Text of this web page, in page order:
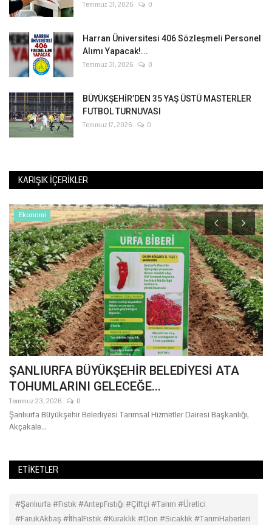
Temmuz 31, 2026 0
Harran Üniversitesi 406 Sözleşmeli Personel
Alımı Yapacak!...
Temmuz 31, 2026 0
BÜYÜKŞEHİR’DEN 35 YAŞ ÜSTÜ MASTERLER
FUTBOL TURNUVASI
Temmuz 17, 2026 0
KARIŞIK İÇERIKLER
Ekonomi
ŞANLIURFA BÜYÜKŞEHİR BELEDİYESİ ATA
TOHUMLARINI GELECEĞE...
Temmuz 23, 2026 0
Şanlıurfa Büyükşehir Belediyesi Tarımsal Hizmetler Dairesi Başkanlığı,
Akçakale...
ETIKETLER
#Şanlıurfa #Fıstık #AntepFıstığı #Çiftçi #Tarım #Üretici
#FarukAkbaş #İthalFıstık #Kuraklık #Don #Sıcaklık #TarımHaberleri